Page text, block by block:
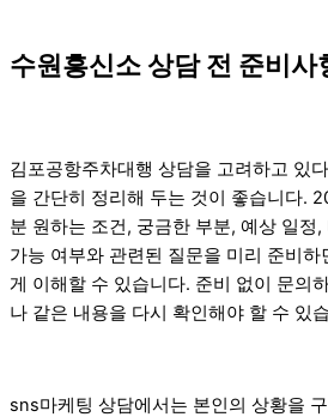
수원흥신소 상담 전 준비사
김포공항주차대행 상담을 고려하고 있
을 간단히 정리해 두는 것이 좋습니다.
분 원하는 조건, 궁금한 부분, 예상 일정
가능 여부와 관련된 질문을 미리 준비
게 이해할 수 있습니다. 준비 없이 문의
나 같은 내용을 다시 확인해야 할 수 있
sns마케팅 상담에서는 본인의 상황을